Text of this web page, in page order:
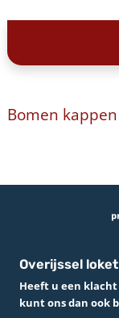
Bomen kappen
Overijssel loket
Heeft u een klacht
kunt ons dan ook